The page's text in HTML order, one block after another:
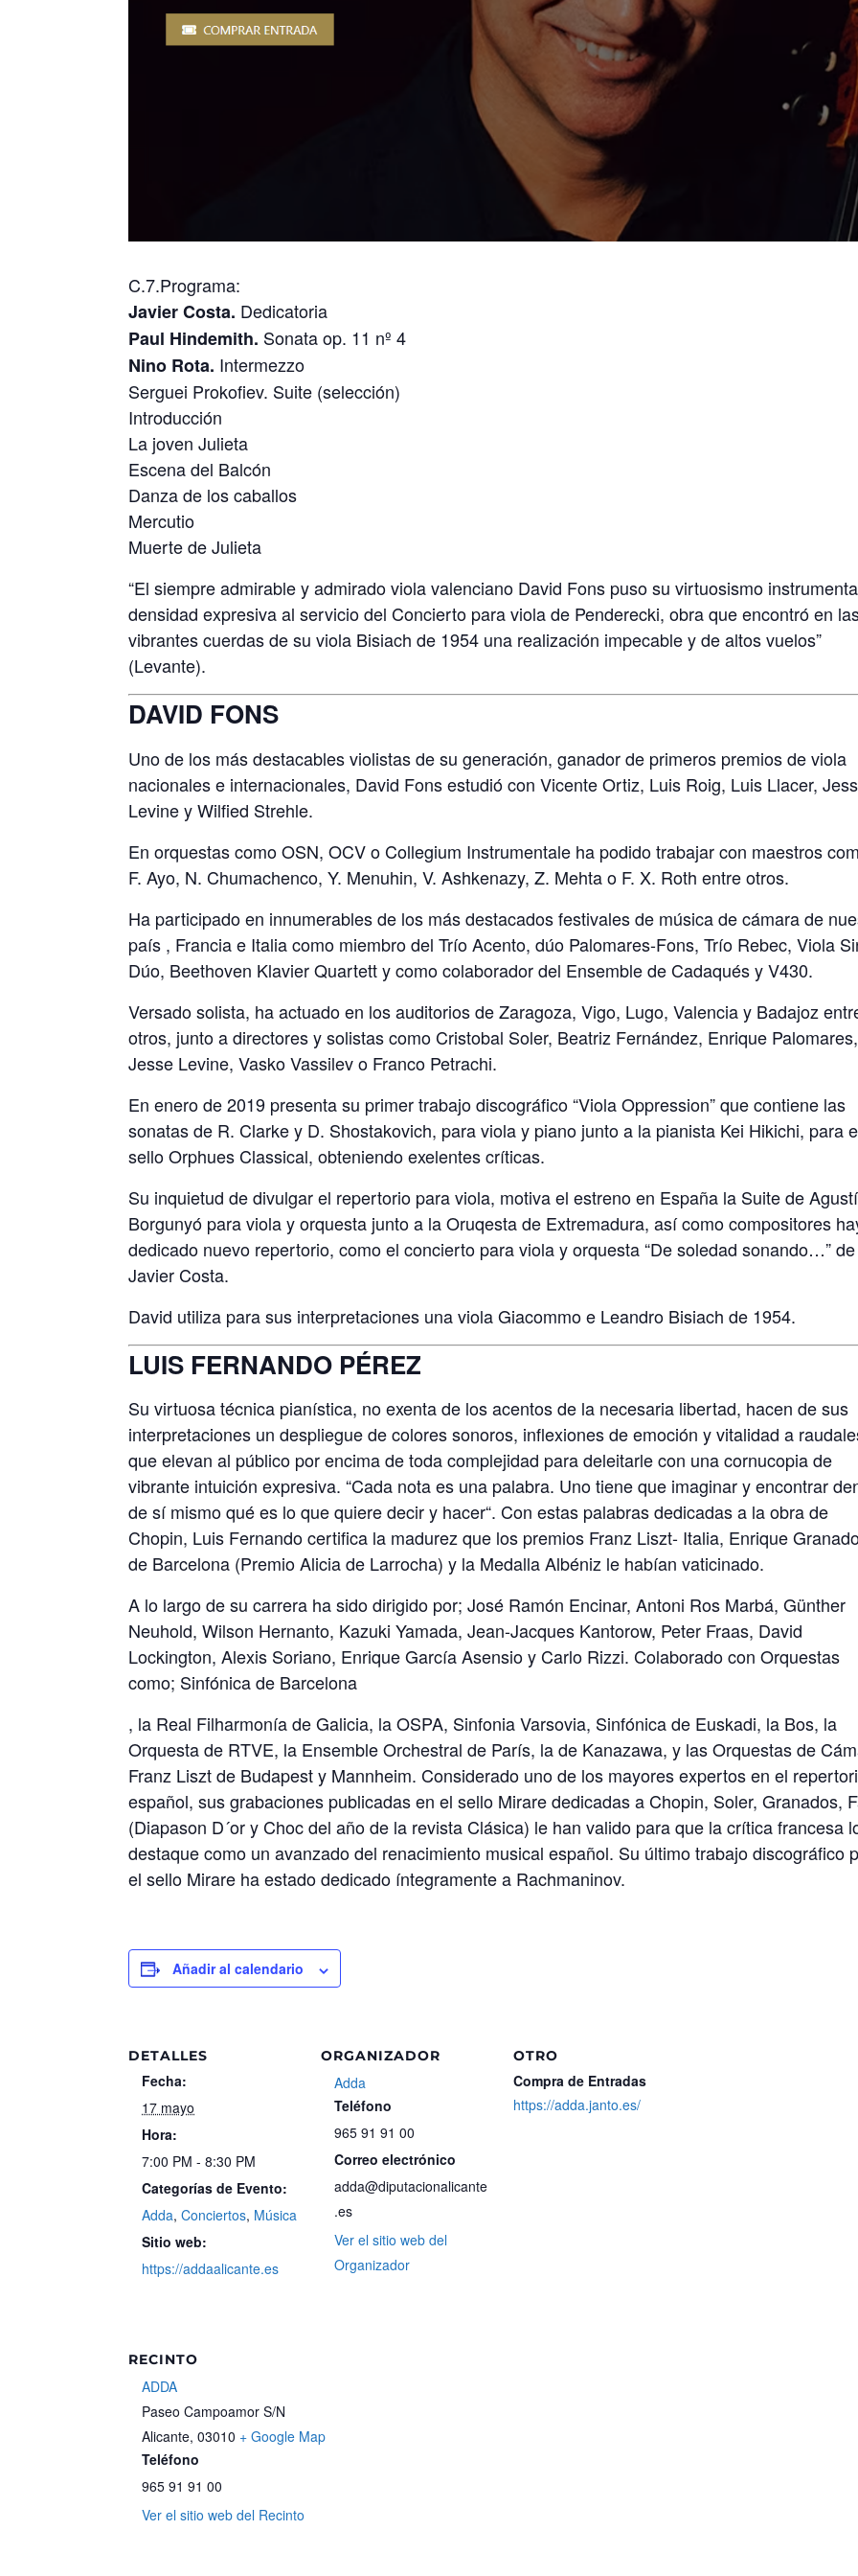
C.7.Programa:
Javier Costa. Dedicatoria
Paul Hindemith. Sonata op. 11 nº 4
Nino Rota. Intermezzo
Serguei Prokofiev. Suite (selección)
Introducción
La joven Julieta
Escena del Balcón
Danza de los caballos
Mercutio
Muerte de Julieta
“El siempre admirable y admirado viola valenciano David Fons puso su virtuosismo
densidad expresiva al servicio del Concierto para viola de Penderecki, obra que encontró en
vibrantes cuerdas de su viola Bisiach de 1954 una realización impecable y de altos vuelos”
(Levante).
DAVID FONS
Uno de los más destacables violistas de su generación, ganador de primeros premios de viola
nacionales e internacionales, David Fons estudió con Vicente Ortiz, Luis Roig, Luis Llacer,
Levine y Wilfied Strehle.
En orquestas como OSN, OCV o Collegium Instrumentale ha podido trabajar con maestros
F. Ayo, N. Chumachenco, Y. Menuhin, V. Ashkenazy, Z. Mehta o F. X. Roth entre otros.
Ha participado en innumerables de los más destacados festivales de música de cámara de
país , Francia e Italia como miembro del Trío Acento, dúo Palomares-Fons, Trío Rebec, Viola
Dúo, Beethoven Klavier Quartett y como colaborador del Ensemble de Cadaqués y V430.
Versado solista, ha actuado en los auditorios de Zaragoza, Vigo, Lugo, Valencia y Badajoz
otros, junto a directores y solistas como Cristobal Soler, Beatriz Fernández, Enrique Palomares,
Jesse Levine, Vasko Vassilev o Franco Petrachi.
En enero de 2019 presenta su primer trabajo discográfico “Viola Oppression” que contiene las
sonatas de R. Clarke y D. Shostakovich, para viola y piano junto a la pianista Kei Hikichi, para
sello Orphues Classical, obteniendo exelentes críticas.
Su inquietud de divulgar el repertorio para viola, motiva el estreno en España la Suite de Agustí
Borgunyó para viola y orquesta junto a la Oruqesta de Extremadura, así como compositores
dedicado nuevo repertorio, como el concierto para viola y orquesta “De soledad sonando…” de
Javier Costa.
David utiliza para sus interpretaciones una viola Giacommo e Leandro Bisiach de 1954.
LUIS FERNANDO PÉREZ
Su virtuosa técnica pianística, no exenta de los acentos de la necesaria libertad, hacen de sus
interpretaciones un despliegue de colores sonoros, inflexiones de emoción y vitalidad a
que elevan al público por encima de toda complejidad para deleitarle con una cornucopia de
vibrante intuición expresiva. “Cada nota es una palabra. Uno tiene que imaginar y encontrar
de sí mismo qué es lo que quiere decir y hacer“. Con estas palabras dedicadas a la obra de
Chopin, Luis Fernando certifica la madurez que los premios Franz Liszt- Italia, Enrique
de Barcelona (Premio Alicia de Larrocha) y la Medalla Albéniz le habían vaticinado.
A lo largo de su carrera ha sido dirigido por; José Ramón Encinar, Antoni Ros Marbá, Günther
Neuhold, Wilson Hernanto, Kazuki Yamada, Jean-Jacques Kantorow, Peter Fraas, David
Lockington, Alexis Soriano, Enrique García Asensio y Carlo Rizzi. Colaborado con Orquestas
como; Sinfónica de Barcelona
, la Real Filharmonía de Galicia, la OSPA, Sinfonia Varsovia, Sinfónica de Euskadi, la Bos, la
Orquesta de RTVE, la Ensemble Orchestral de París, la de Kanazawa, y las Orquestas de
Franz Liszt de Budapest y Mannheim. Considerado uno de los mayores expertos en el
español, sus grabaciones publicadas en el sello Mirare dedicadas a Chopin, Soler, Granados,
(Diapason D´or y Choc del año de la revista Clásica) le han valido para que la crítica francesa
destaque como un avanzado del renacimiento musical español. Su último trabajo discográfico
el sello Mirare ha estado dedicado íntegramente a Rachmaninov.
Añadir al calendario
DETALLES
Fecha:
17 mayo
Hora:
7:00 PM - 8:30 PM
Categorías de Evento:
Adda,Conciertos, Música
Sitio web:
https://addaalicante.es
ORGANIZADOR
Adda
Teléfono
965 91 91 00
Correo electrónico
adda@diputacionalicante
.es
Ver el sitio web del
Organizador
OTRO
Compra de Entradas
https://adda.janto.es/
RECINTO
ADDA
Paseo Campoamor S/N
Alicante, 03010 + Google Map
Teléfono
965 91 91 00
Ver el sitio web del Recinto